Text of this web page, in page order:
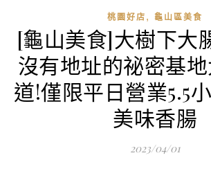
桃園好店 , 龜山區美食
[龜山美食]大樹下大
沒有地址的祕密基
道!僅限平日營業5.5
美味香腸
2023/04/01